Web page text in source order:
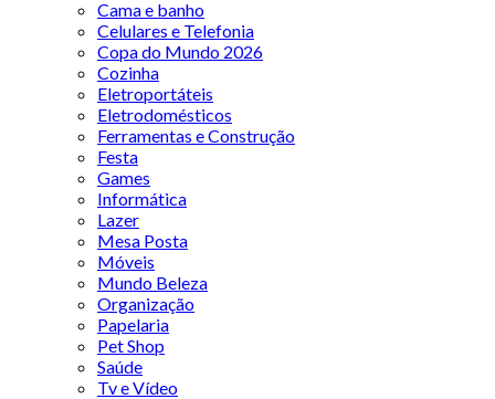
Cama e banho
Celulares e Telefonia
Copa do Mundo 2026
Cozinha
Eletroportáteis
Eletrodomésticos
Ferramentas e Construção
Festa
Games
Informática
Lazer
Mesa Posta
Móveis
Mundo Beleza
Organização
Papelaria
Pet Shop
Saúde
Tv e Vídeo